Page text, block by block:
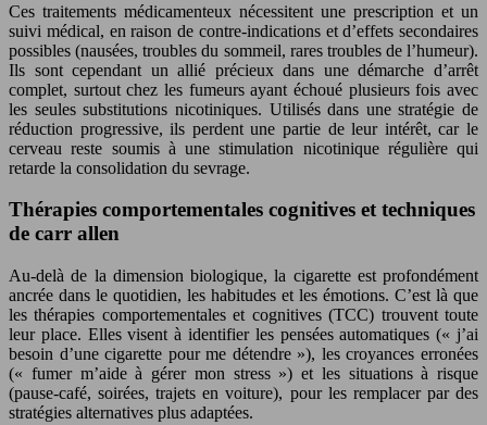
Ces traitements médicamenteux nécessitent une prescription et un
suivi médical, en raison de contre-indications et d’effets secondaires
possibles (nausées, troubles du sommeil, rares troubles de l’humeur).
Ils sont cependant un allié précieux dans une démarche d’arrêt
complet, surtout chez les fumeurs ayant échoué plusieurs fois avec
les seules substitutions nicotiniques. Utilisés dans une stratégie de
réduction progressive, ils perdent une partie de leur intérêt, car le
cerveau reste soumis à une stimulation nicotinique régulière qui
retarde la consolidation du sevrage.
Thérapies comportementales cognitives et techniques
de carr allen
Au-delà de la dimension biologique, la cigarette est profondément
ancrée dans le quotidien, les habitudes et les émotions. C’est là que
les thérapies comportementales et cognitives (TCC) trouvent toute
leur place. Elles visent à identifier les pensées automatiques (« j’ai
besoin d’une cigarette pour me détendre »), les croyances erronées
(« fumer m’aide à gérer mon stress ») et les situations à risque
(pause-café, soirées, trajets en voiture), pour les remplacer par des
stratégies alternatives plus adaptées.